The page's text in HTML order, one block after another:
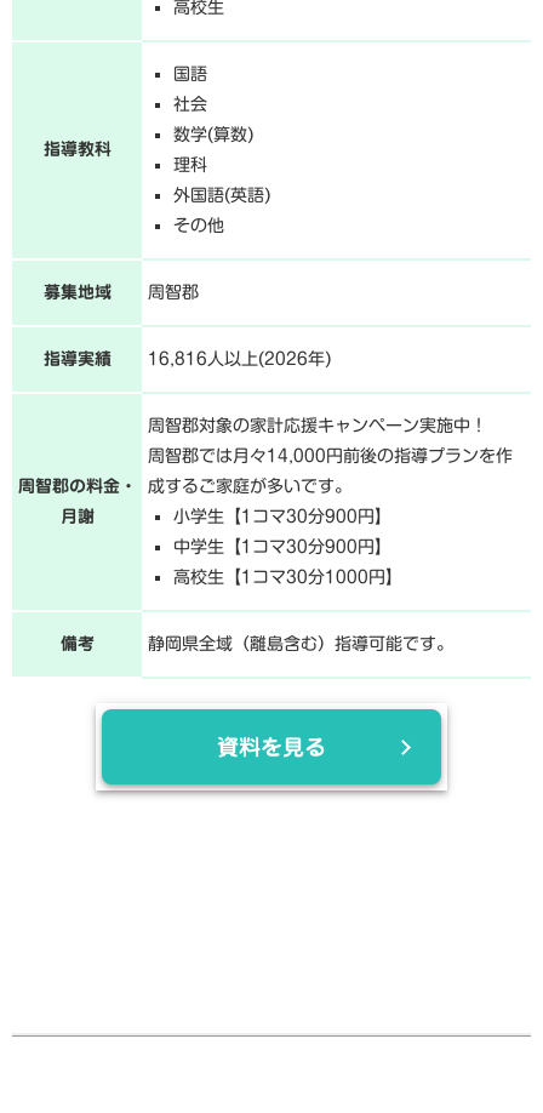
高校生
指導教科
国語
社会
数学(算数)
理科
外国語(英語)
その他
募集地域 周智郡
指導実績 16,816人以上(2026年)
周智郡の料金・
月謝
周智郡対象の家計応援キャンペーン実施中！
周智郡では月々14,000円前後の指導プランを作
成するご家庭が多いです。
小学生【1コマ30分900円】
中学生【1コマ30分900円】
高校生【1コマ30分1000円】
備考 静岡県全域（離島含む）指導可能です。
資料を見る